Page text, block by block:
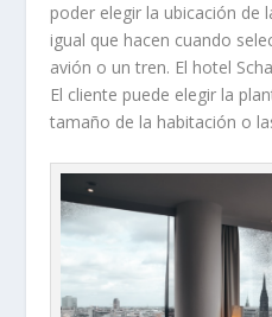
poder elegir la ubicación de
igual que hacen cuando
avión o un tren. El hotel
El cliente puede elegir la
tamaño de la habitación o